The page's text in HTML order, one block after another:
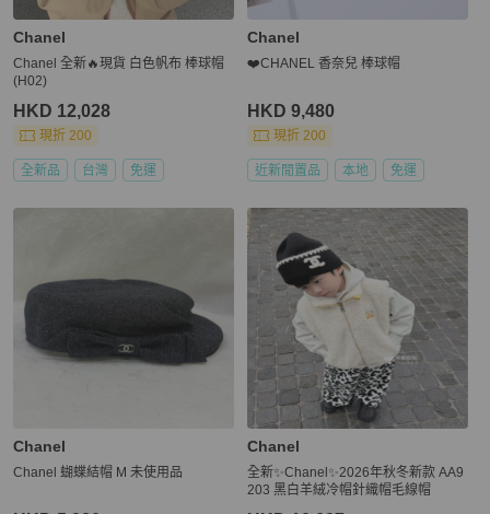
Chanel
Chanel 全新🔥現貨 白色帆布 棒球帽
(H02)
HKD 12,028
現折 200
全新品 台灣 免運
Chanel
❤️CHANEL 香奈兒 棒球帽
HKD 9,480
現折 200
近新閒置品 本地 免運
Chanel
Chanel 蝴蝶結帽 M 未使用品
Chanel
全新✨Chanel✨2026年秋冬新款 AA9
203 黑白羊絨冷帽針織帽毛線帽